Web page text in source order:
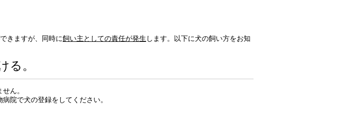
きますが、同時に飼い主としての責任が発生 します。以下に犬の飼い方をお知
る。
ん。
院で犬の登録をしてください。